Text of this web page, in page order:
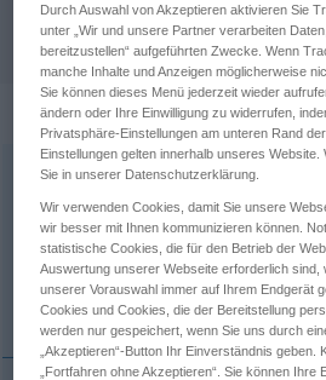
"multo" Deutsch
„multo“: Adverb,
multoadv <kompplūs;supplūrimum
Übersicht aller Übersetzungen
(Für mehr Details die Übersetzung
um vieles, viel, weitaus
Durch Auswahl von Akzeptieren aktivieren Sie
unter „Wir und unsere Partner verarbeiten
bereitzustellen“ aufgeführten Zwecke. Wenn
manche Inhalte und Anzeigen möglicherweise
Sie können dieses Menü jederzeit wieder
ändern oder Ihre Einwilligung zu widerrufen,
Privatsphäre-Einstellungen am unteren Rand
Einstellungen gelten innerhalb unseres Website.
Sie in unserer Datenschutzerklärung.
Wir verwenden Cookies, damit Sie unsere
wir besser mit Ihnen kommunizieren können.
statistische Cookies, die für den Betrieb der
Auswertung unserer Webseite erforderlich sind,
unserer Vorauswahl immer auf Ihrem Endgerät
Cookies und Cookies, die der Bereitstellung
werden nur gespeichert, wenn Sie uns durch
„Akzeptieren“-Button Ihr Einverständnis geben.
„Fortfahren ohne Akzeptieren“. Sie können Ihre